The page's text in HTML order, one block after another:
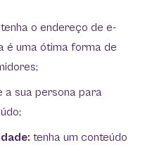
tenha o endereço de e-
é uma ótima forma de
a sua persona para
tenha um conteúdo